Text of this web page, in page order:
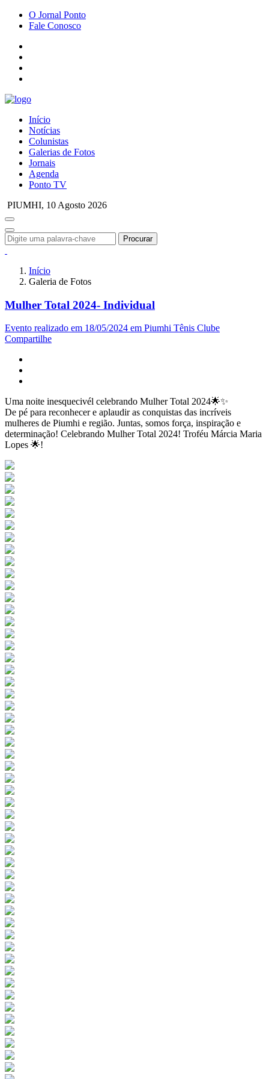
O Jornal Ponto
Fale Conosco
Início
Notícias
Colunistas
Galerias de Fotos
Jornais
Agenda
Ponto TV
PIUMHI, 10 Agosto 2026
Procurar
Início
Galeria de Fotos
Mulher Total 2024- Individual
Evento realizado em 18/05/2024 em Piumhi Tênis Clube
Compartilhe
Uma noite inesquecivél celebrando Mulher Total 2024🌟✨
De pé para reconhecer e aplaudir as conquistas das incríveis
mulheres de Piumhi e região. Juntas, somos força, inspiração e
determinação! Celebrando Mulher Total 2024! Troféu Márcia Maria
Lopes 🌟!